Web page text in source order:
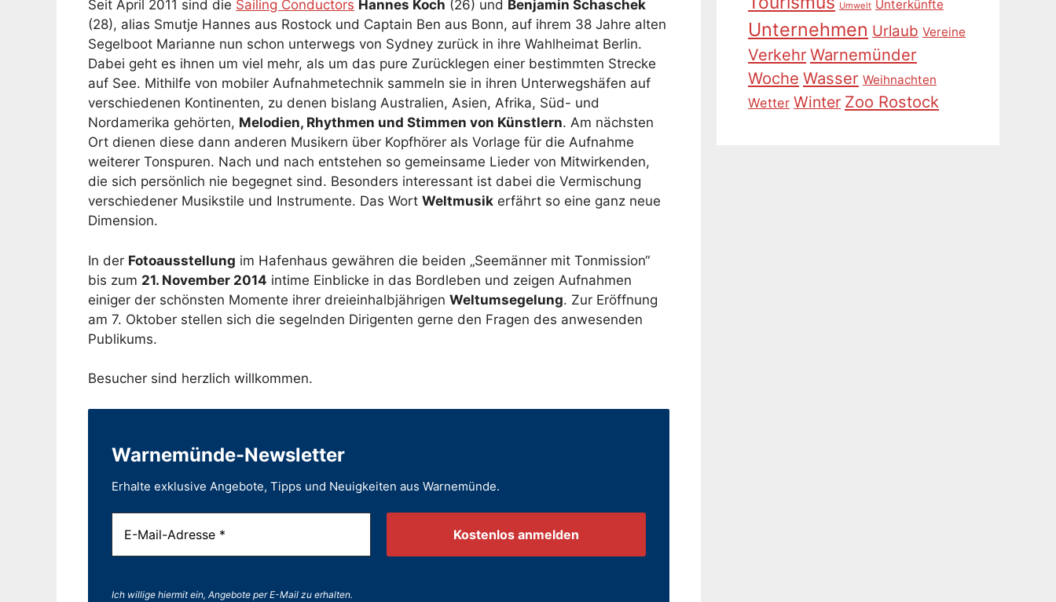
Seit April 2011 sind die Sailing Conductors Hannes Koch (26) und Benjamin Schaschek
(28), alias Smutje Hannes aus Rostock und Captain Ben aus Bonn, auf ihrem 38 Jahre alten
Segelboot Marianne nun schon unterwegs von Sydney zurück in ihre Wahlheimat Berlin.
Dabei geht es ihnen um viel mehr, als um das pure Zurücklegen einer bestimmten Strecke
auf See. Mithilfe von mobiler Aufnahmetechnik sammeln sie in ihren Unterwegshäfen auf
verschiedenen Kontinenten, zu denen bislang Australien, Asien, Afrika, Süd- und
Nordamerika gehörten, Melodien, Rhythmen und Stimmen von Künstlern. Am nächsten
Ort dienen diese dann anderen Musikern über Kopfhörer als Vorlage für die Aufnahme
weiterer Tonspuren. Nach und nach entstehen so gemeinsame Lieder von Mitwirkenden,
die sich persönlich nie begegnet sind. Besonders interessant ist dabei die Vermischung
verschiedener Musikstile und Instrumente. Das Wort Weltmusik erfährt so eine ganz neue
Dimension.
In der Fotoausstellung im Hafenhaus gewähren die beiden „Seemänner mit Tonmission“
bis zum 21. November 2014 intime Einblicke in das Bordleben und zeigen Aufnahmen
einiger der schönsten Momente ihrer dreieinhalbjährigen Weltumsegelung. Zur Eröffnung
am 7. Oktober stellen sich die segelnden Dirigenten gerne den Fragen des anwesenden
Publikums.
Besucher sind herzlich willkommen.
Warnemünde-Newsletter
Erhalte exklusive Angebote, Tipps und Neuigkeiten aus Warnemünde.
Ich willige hiermit ein, Angebote per E-Mail zu erhalten.
Umwelt Unterkünfte
Unternehmen Urlaub Vereine
Verkehr Warnemünder
Woche Wasser Weihnachten
Wetter Winter Zoo Rostock